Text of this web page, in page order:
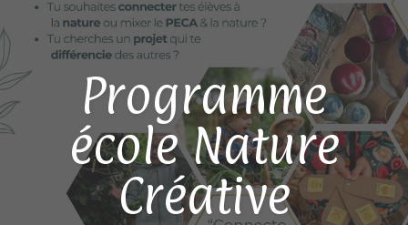
Programme
école Nature
Créative